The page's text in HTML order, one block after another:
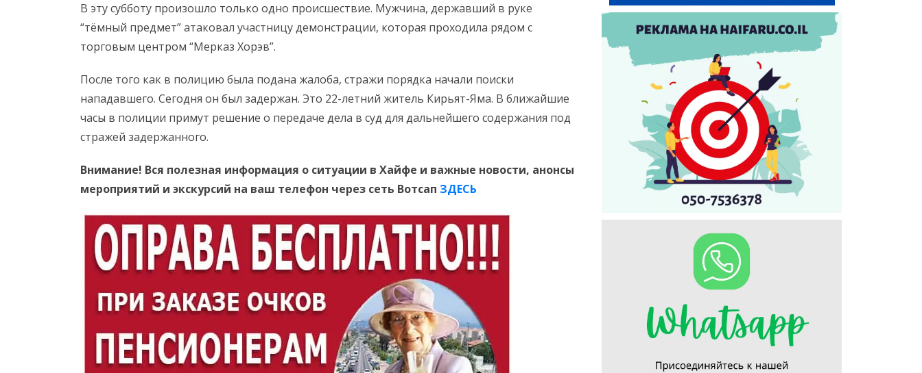
В эту субботу произошло только одно происшествие. Мужчина, державший в руке
“тёмный предмет” атаковал участницу демонстрации, которая проходила рядом с
торговым центром “Мерказ Хорэв”.
После того как в полицию была подана жалоба, стражи порядка начали поиски
нападавшего. Сегодня он был задержан. Это 22-летний житель Кирьят-Яма. В ближайшие
часы в полиции примут решение о передаче дела в суд для дальнейшего содержания под
стражей задержанного.
Внимание! Вся полезная информация о ситуации в Хайфе и важные новости, анонсы
мероприятий и экскурсий на ваш телефон через сеть Вотсап ЗДЕСЬ